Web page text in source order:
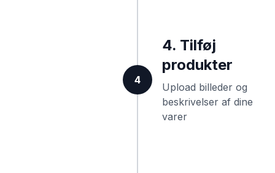
4
4. Tilføj
produkter
Upload billeder og
beskrivelser af dine
varer